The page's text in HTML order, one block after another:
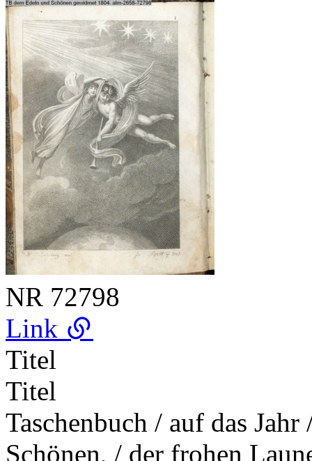
NR 72798
Link
Titel
Titel
Taschenbuch / auf das
Schönen, / der frohen